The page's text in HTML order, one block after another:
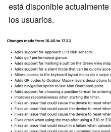
está disponible
los usuarios.